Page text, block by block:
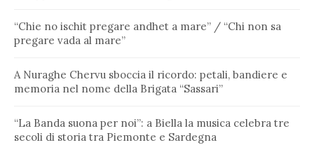
“Chie no ischit pregare andhet a mare” / “Chi non sa
pregare vada al mare”
A Nuraghe Chervu sboccia il ricordo: petali, bandiere e
memoria nel nome della Brigata “Sassari”
“La Banda suona per noi”: a Biella la musica celebra tre
secoli di storia tra Piemonte e Sardegna